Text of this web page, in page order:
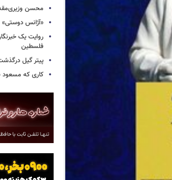
محسن
«آژانس دوستی»
روایت یک
فلسطین
پیتر گیل
کاری که مسعود